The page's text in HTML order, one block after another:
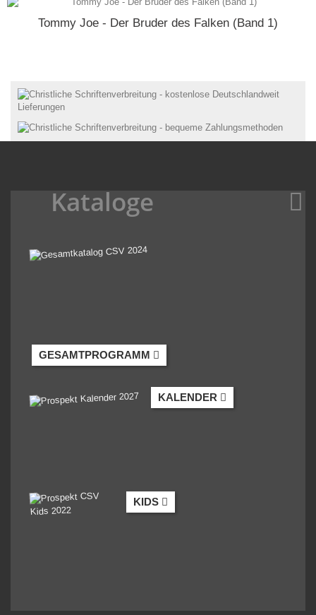
Tommy Joe - Der Bruder des Falken (Band 1)
Kataloge
GESAMTPROGRAMM
KALENDER
KIDS